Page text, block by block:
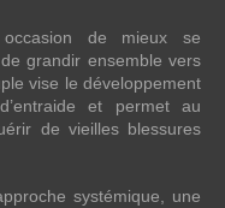
de mieux se
grandir ensemble vers
vise le développement
et permet au
de vieilles blessures
systémique, une